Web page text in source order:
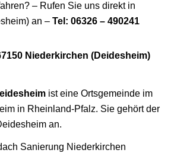
– Rufen Sie uns direkt in
an – Tel: 06326 – 490241
Niederkirchen (Deidesheim)
ist eine Ortsgemeinde im
in Rheinland-Pfalz. Sie gehört der
an.
Sanierung Niederkirchen